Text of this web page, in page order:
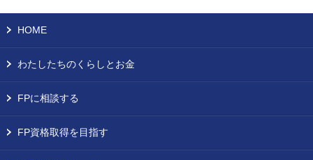
HOME
わたしたちのくらしとお金
FPに相談する
FP資格取得を目指す